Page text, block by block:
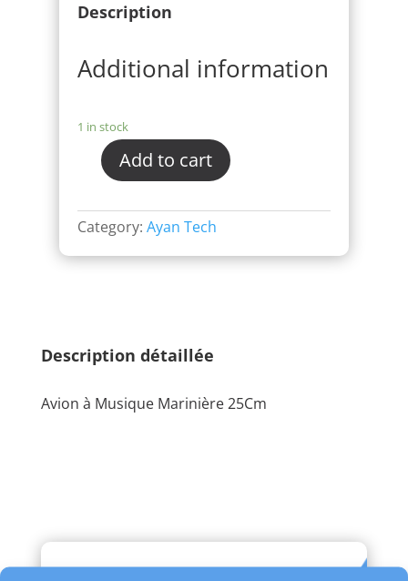
Description
Additional information
1 in stock
Add to cart
Category: Ayan Tech
Description détaillée
Avion à Musique Marinière 25Cm